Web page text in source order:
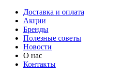
Доставка и оплата
Акции
Бренды
Полезные советы
Новости
О нас
Контакты